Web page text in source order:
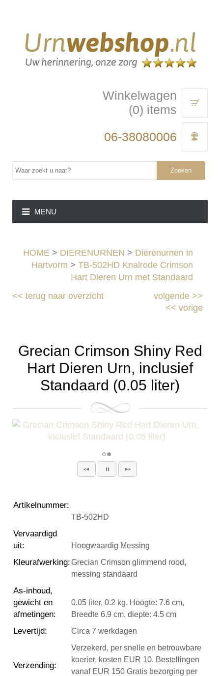
Winkelwagen
(0) items
06-38080006
Zoeken
MENU
HOME > DIERENURNEN > Dierenurnen in
Hartvorm > TB-502HD Knalrode Crimson
Hart Dieren Urn met Standaard
<<terug naar overzicht volgende>>
<< vorige
Grecian Crimson Shiny Red
Hart Dieren Urn, inclusief
Standaard (0.05 liter)
Artikelnummer:
TB-502HD
Vervaardigd
uit: Hoogwaardig Messing
Kleurafwerking:Grecian Crimson glimmend rood,
messing standaard
As-inhoud,
gewicht en
afmetingen:
0.05 liter, 0.2 kg. Hoogte: 7.6 cm,
Breedte 6.9 cm, diepte: 4.5 cm
Levertijd: Circa 7 werkdagen
Verzending:
Verzekerd, per snelle en betrouwbare
koerier, kosten EUR 10. Bestellingen
vanaf EUR 150 Gratis bezorging per